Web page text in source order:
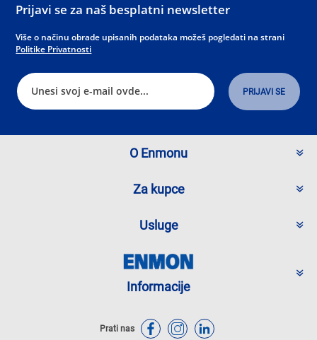
Prijavi se za naš besplatni newsletter
Više o načinu obrade upisanih podataka možeš pogledati na strani
Politike Privatnosti
O Enmonu
Za kupce
Usluge
Informacije
Prati nas